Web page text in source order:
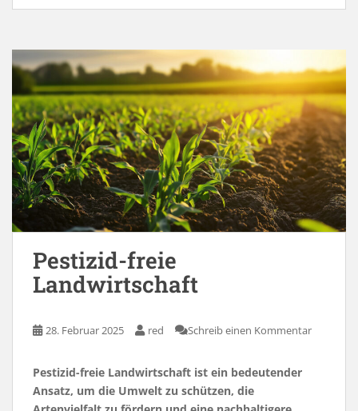
Pestizid-freie
Landwirtschaft
28. Februar 2025 red Schreib einen Kommentar
Pestizid-freie Landwirtschaft ist ein bedeutender
Ansatz, um die Umwelt zu schützen, die